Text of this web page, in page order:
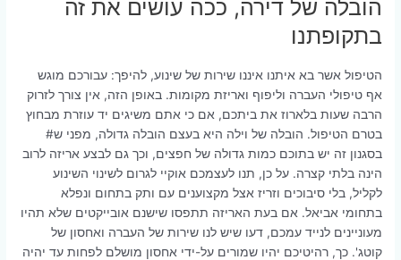
הובלה של דירה, ככה עושים את זה
בתקופתנו
הטיפול אשר בא איתנו איננו שירות של שינוע, להיפך: עבורכם מוגש
אף טיפולי העברה וליפוף ואריזת מקומות. באופן הזה, אין צורך לזרוק
הרבה שעות בלארוז את ביתכם, אם כי אתם משיגים יד עוזרת מבחוץ
בטרם הטיפול. הובלה של וילה היא בעצם הובלה גדולה, מפני ש#
בסגנון זה יש בתוכם כמות גדולה של חפצים, וכך גם לבצע אריזה לרוב
הינה בלתי קצרה. על כן, תנו לעצמכם אוקיי לגרום לשינוי השינוע
לקליל, בלי סיבוכים וזריז אצל מקצוענים עם ותק בתחום ונפלא
בתחומי אביאל. אם בעת האריזה תתפסו שישנם אובייקטים שלא תהיו
מעוניינים לנייד עמכם, דעו שיש לנו שירות של העברה ואחסון של
קוטג'. כך, רהיטיכם יהיו שמורים על-ידי אחסון מושלם לפחות עד יהיה